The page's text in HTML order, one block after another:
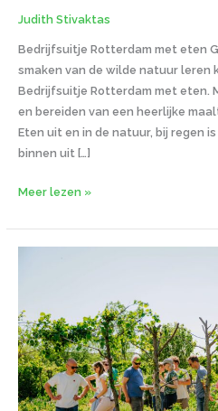
Judith Stivaktas
Bedrijfsuitje Rotterdam met eten
smaken van de wilde natuur leren
Bedrijfsuitje Rotterdam met eten.
en bereiden van een heerlijke
Eten uit en in de natuur, bij regen
binnen uit […]
Meer lezen »